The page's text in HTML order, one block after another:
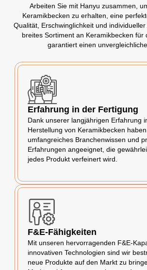
Arbeiten Sie mit Hanyu zusammen,
Keramikbecken zu erhalten, eine
Qualität, Erschwinglichkeit und
breites Sortiment an Keramikbecken für
garantiert einen
Erfahrung in der Fertigung
Dank unserer langjährigen Erfahrung
Herstellung von Keramikbecken
umfangreiches Branchenwissen und
Erfahrungen angeeignet, die
jedes Produkt verfeinert wird.
F&E-Fähigkeiten
Mit unseren hervorragenden F&E-
innovativen Technologien sind wir
neue Produkte auf den Markt zu